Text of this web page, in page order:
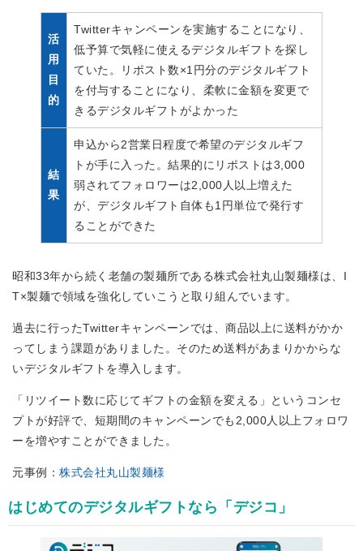
活
用
目
的
Twitterキャンペーンを実施することになり、
低予算で気軽に使えるデジタルギフトを探し
ていた。リポスト数×1円分のデジタルギフト
を付与することになり、柔軟に金額を変更で
きるデジタルギフトがよかった
結
果
申込から2営業日程度で希望のデジタルギフ
トが手に入った。結果的にリポストは3,000
弱されてフォロワーは2,000人以上増えた
が、デジタルギフト自体も1円単位で発行す
ることができた
昭和33年から続く老舗の製麺所である株式会社丸山製麺様は、I
T×製麺で領域を強化していこうと取り組んでいます。
過去に行ったTwitterキャンペーンでは、商品以上に送料がかか
ってしまう課題がありました。そのため送料があまりかからな
いデジタルギフトを導入します。
「リツイート数に応じてギフトの金額を変える」というコンセ
プトが好評で、短期間のキャンペーンでも2,000人以上フォロワ
ーを増やすことができました。
元事例： 株式会社丸山製麺様
はじめてのデジタルギフトなら「デジコ」